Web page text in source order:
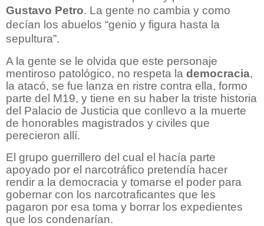
Gustavo Petro. La gente no cambia y como
decían los abuelos “genio y figura hasta la
sepultura”.
A la gente se le olvida que este personaje
mentiroso patológico, no respeta la democracia,
la atacó, se fue lanza en ristre contra ella, formo
parte del M19, y tiene en su haber la triste historia
del Palacio de Justicia que conllevo a la muerte
de honorables magistrados y civiles que
perecieron allí.
El grupo guerrillero del cual el hacía parte
apoyado por el narcotráfico pretendía hacer
rendir a la democracia y tomarse el poder para
gobernar con los narcotraficantes que les
pagaron por esa toma y borrar los expedientes
que los condenarían.